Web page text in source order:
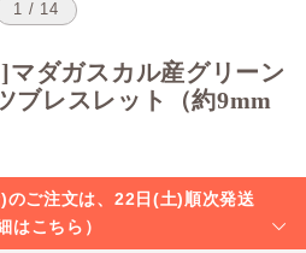
1 / 14
マダガスカル産グリーン
ブレスレット（約9mm
ご注文は、22日(土)順次発送
はこちら）